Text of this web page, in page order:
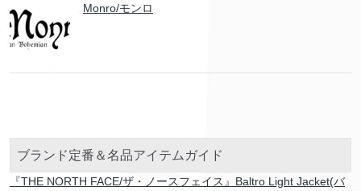
Monro/モンロ
ブランド定番＆名品アイテムガイド
『THE NORTH FACE/ザ・ノースフェイス』Baltro Light Jacket(バ